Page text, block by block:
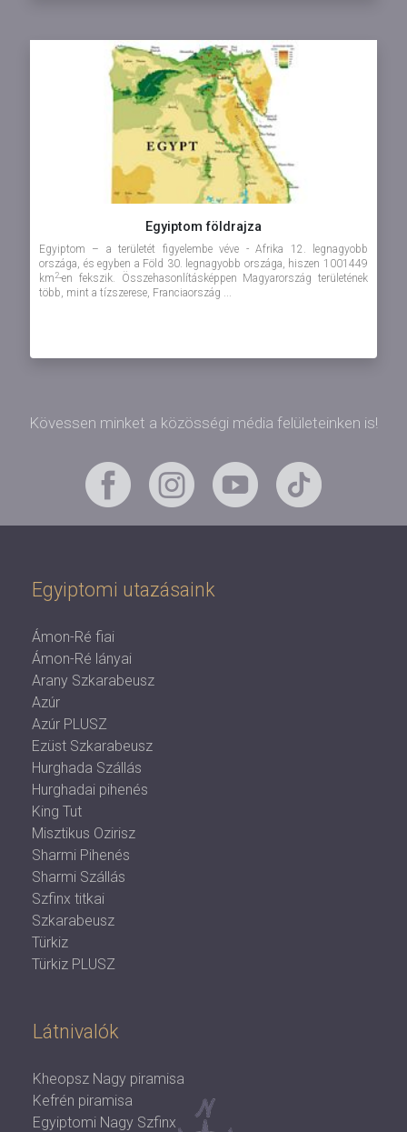
Egyiptom földrajza
Egyiptom – a területét figyelembe véve - Afrika 12. legnagyobb
országa, és egyben a Föld 30. legnagyobb országa, hiszen 1001449
km 2-en fekszik. Összehasonlításképpen Magyarország területének
több, mint a tízszerese, Franciaország ...
Kövessen minket a közösségi média felületeinken is!
Egyiptomi utazásaink
Ámon-Ré fiai
Ámon-Ré lányai
Arany Szkarabeusz
Azúr
Azúr PLUSZ
Ezüst Szkarabeusz
Hurghada Szállás
Hurghadai pihenés
King Tut
Misztikus Ozirisz
Sharmi Pihenés
Sharmi Szállás
Szfinx titkai
Szkarabeusz
Türkiz
Türkiz PLUSZ
Látnivalók
Kheopsz Nagy piramisa
Kefrén piramisa
Egyiptomi Nagy Szfinx